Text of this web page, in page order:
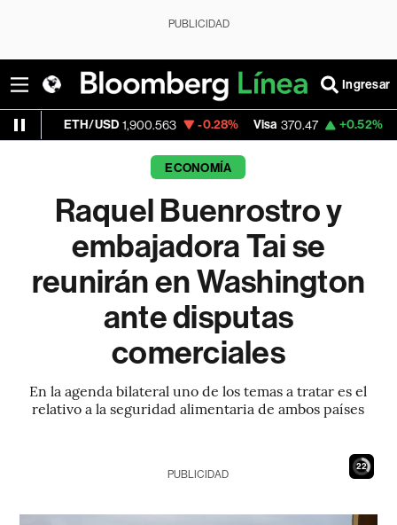
PUBLICIDAD
Ingresar
1,900.563 -0.28% Visa 370.47 +0.52%
ECONOMÍA
Raquel Buenrostro y
embajadora Tai se
reunirán en Washington
ante disputas
comerciales
En la agenda bilateral uno de los temas a tratar es el
relativo a la seguridad alimentaria de ambos países
21
PUBLICIDAD